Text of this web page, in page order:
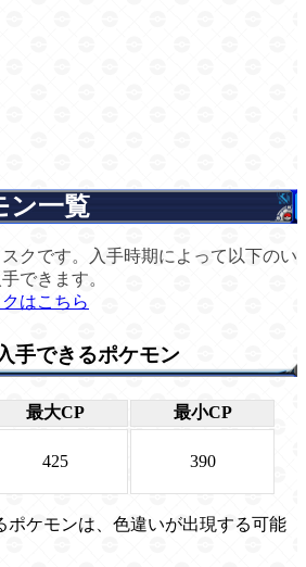
ン一覧
クです。入手時期によって以下のい
できます。
はこちら
手できるポケモン
最大CP 最小CP
425 390
ポケモンは、色違いが出現する可能